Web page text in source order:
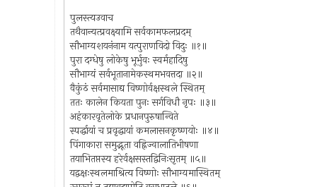
पुलस्त्यउवाच
तथैवान्यत्प्रवक्ष्यामि सर्वकामफलप्रदम्
सौभाग्यशयनंनाम यत्पुराणविदो विदुः ॥१॥
पुरा दग्धेषु लोकेषु भूर्भुवः स्वर्महादिषु
सौभाग्यं सर्वभूतानामेकस्थमभवत्तदा ॥२॥
वैकुंठं सर्वमासाद्य विष्णोर्वक्षस्थले स्थितम्
ततः कालेन कियता पुनः सर्गविधौ नृपः ॥३॥
अहंकारवृतेलोके प्रधानपुरुषान्विते
स्पर्द्धायां च प्रवृद्धायां कमलासनकृष्णयोः ॥४॥
पिंगाकारा समुद्भूता वह्निज्वालातिभीषणा
तयाभितप्तस्य हरेर्वक्षसस्तद्विनिःसृतम् ॥५॥
यद्वक्षःस्थलमाश्रित्य विष्णोः सौभाग्यमास्थितम्